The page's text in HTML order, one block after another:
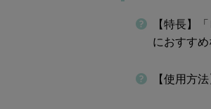
【特長】
におすす
【使用方